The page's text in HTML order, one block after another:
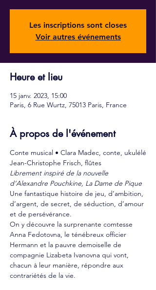
Les inscriptions sont closes
Voir autres événements
Heure et lieu
15 janv. 2023, 15:00
Paris, 6 Rue Wurtz, 75013 Paris, France
À propos de l'événement
Conte musical • Clara Madec, conte, ukulélé
Jean-Christophe Frisch, flûtes
Librement inspiré de la nouvelle
d’Alexandre Pouchkine, La Dame de Pique
Une fantastique histoire de jeu, d’ambition,
d’argent, de secret, de séduction, d’amour
et de persévérance.
On y découvre la surprenante comtesse
Anna Fedotovna, le ténébreux officier
Hermann et la pauvre demoiselle de
compagnie Lizabeta Ivanovna qui vont,
chacun à leur manière, répondre aux
contrariétés de la vie.